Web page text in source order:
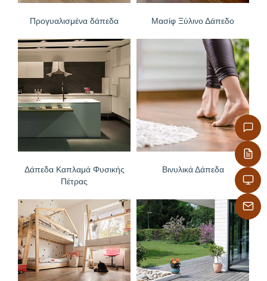
Προγυαλισμένα δάπεδα Μασίφ Ξύλινο Δάπεδο
Δάπεδα Καπλαμά Φυσικής
Πέτρας
Βινυλικά Δάπεδα